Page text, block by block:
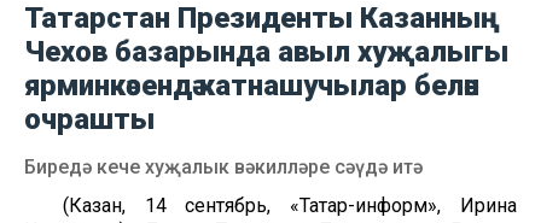
Татарстан Президенты Казанның
Чехов базарында авыл хуҗалыгы
ярминкәсендә катнашучылар белән
очрашты
Биредә кече хуҗалык вәкилләре сәүдә итә
(Казан, 14 сентябрь, «Татар-информ», Ирина